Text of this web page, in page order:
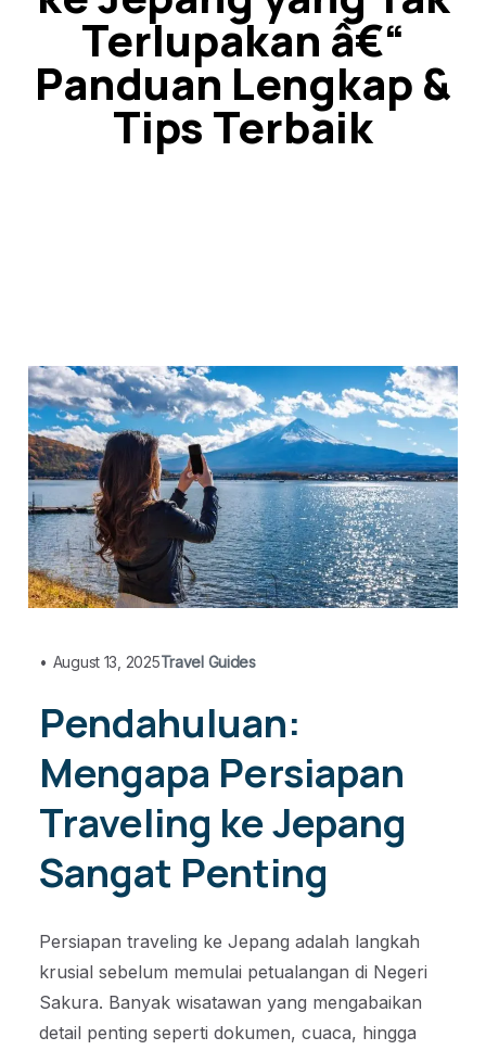
Terlupakan â€“
Panduan Lengkap &
Tips Terbaik
• August 13, 2025Travel Guides
Pendahuluan:
Mengapa Persiapan
Traveling ke Jepang
Sangat Penting
Persiapan traveling ke Jepang adalah langkah
krusial sebelum memulai petualangan di Negeri
Sakura. Banyak wisatawan yang mengabaikan
detail penting seperti dokumen, cuaca, hingga